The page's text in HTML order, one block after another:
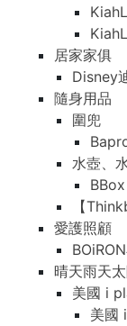
居家家俱
Disney
隨身用品
圍兜
水壺、
【
愛護照顧
晴天雨天
美國 i
美國